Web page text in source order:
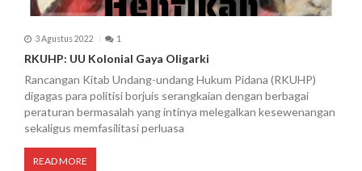
3 Agustus 2022 1
RKUHP: UU Kolonial Gaya Oligarki
Rancangan Kitab Undang-undang Hukum Pidana (RKUHP)
digagas para politisi borjuis serangkaian dengan berbagai
peraturan bermasalah yang intinya melegalkan kesewenangan
sekaligus memfasilitasi perluasa
READ MORE